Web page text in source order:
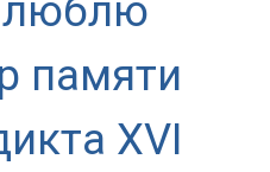
люблю
памяти
XVI